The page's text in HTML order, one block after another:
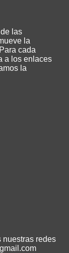
nuestras redes
las
la
cada
a los enlaces
la